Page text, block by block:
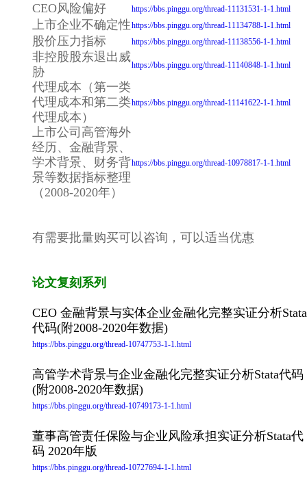
CEO风险偏好 https://bbs.pinggu.org/thread-11131531-1-1.html
上市企业不确定性https://bbs.pinggu.org/thread-11134788-1-1.html
股价压力指标 https://bbs.pinggu.org/thread-11138556-1-1.html
非控股股东退出威
胁
https://bbs.pinggu.org/thread-11140848-1-1.html
代理成本（第一类
代理成本和第二类
代理成本）
https://bbs.pinggu.org/thread-11141622-1-1.html
上市公司高管海外
经历、金融背景、
学术背景、财务背
景等数据指标整理
（2008-2020年）
https://bbs.pinggu.org/thread-10978817-1-1.html
有需要批量购买可以咨询，可以适当优惠
论文复刻系列
CEO 金融背景与实体企业金融化完整实证分析Stata
代码(附2008-2020年数据)
https://bbs.pinggu.org/thread-10747753-1-1.html
高管学术背景与企业金融化完整实证分析Stata代码
(附2008-2020年数据)
https://bbs.pinggu.org/thread-10749173-1-1.html
董事高管责任保险与企业风险承担实证分析Stata代
码 2020年版
https://bbs.pinggu.org/thread-10727694-1-1.html